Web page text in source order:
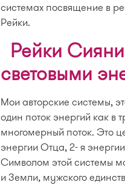
системах посвящение в
Рейки.
Рейки
световыми
Мои авторские системы,
один поток энергий как в
многомерный поток. Это
энергии Отца, 2- я
Символом этой системы
и Земли, мужского